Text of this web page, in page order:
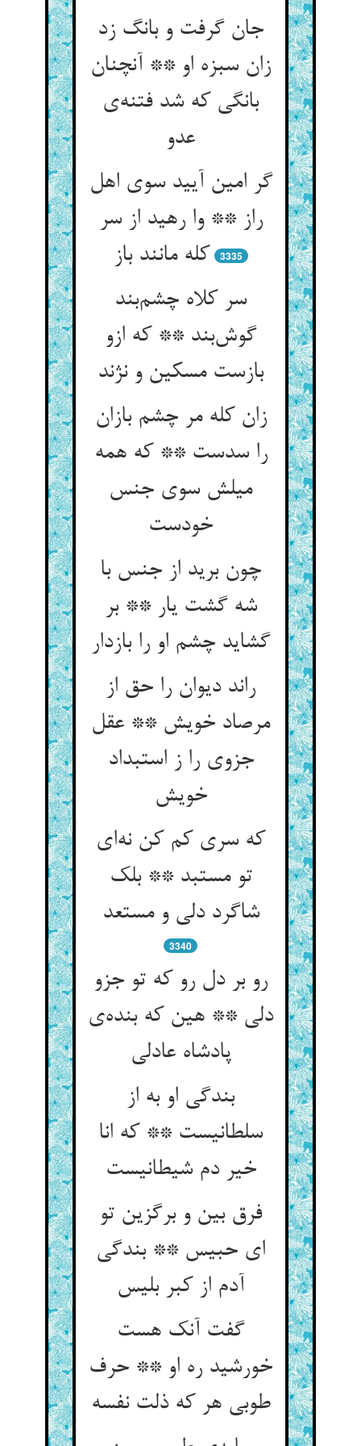
جان گرفت و بانگ زد
زان سبزه او ** آنچنان
بانگی که شد فتنه‌ی
عدو
گر امین آیید سوی اهل
راز ** وا رهید از سر
کله مانند باز
3335
سر کلاه چشم‌بند
گوش‌بند ** که ازو
بازست مسکین و نژند
زان کله مر چشم بازان
را سدست ** که همه
میلش سوی جنس
خودست
چون برید از جنس با
شه گشت یار ** بر
گشاید چشم او را بازدار
راند دیوان را حق از
مرصاد خویش ** عقل
جزوی را ز استبداد
خویش
که سری کم کن نه‌ای
تو مستبد ** بلک
شاگرد دلی و مستعد
3340
رو بر دل رو که تو جزو
دلی ** هین که بنده‌ی
پادشاه عادلی
بندگی او به از
سلطانیست ** که انا
خیر دم شیطانیست
فرق بین و برگزین تو
ای حبیس ** بندگی
آدم از کبر بلیس
گفت آنک هست
خورشید ره او ** حرف
طوبی هر که ذلت نفسه